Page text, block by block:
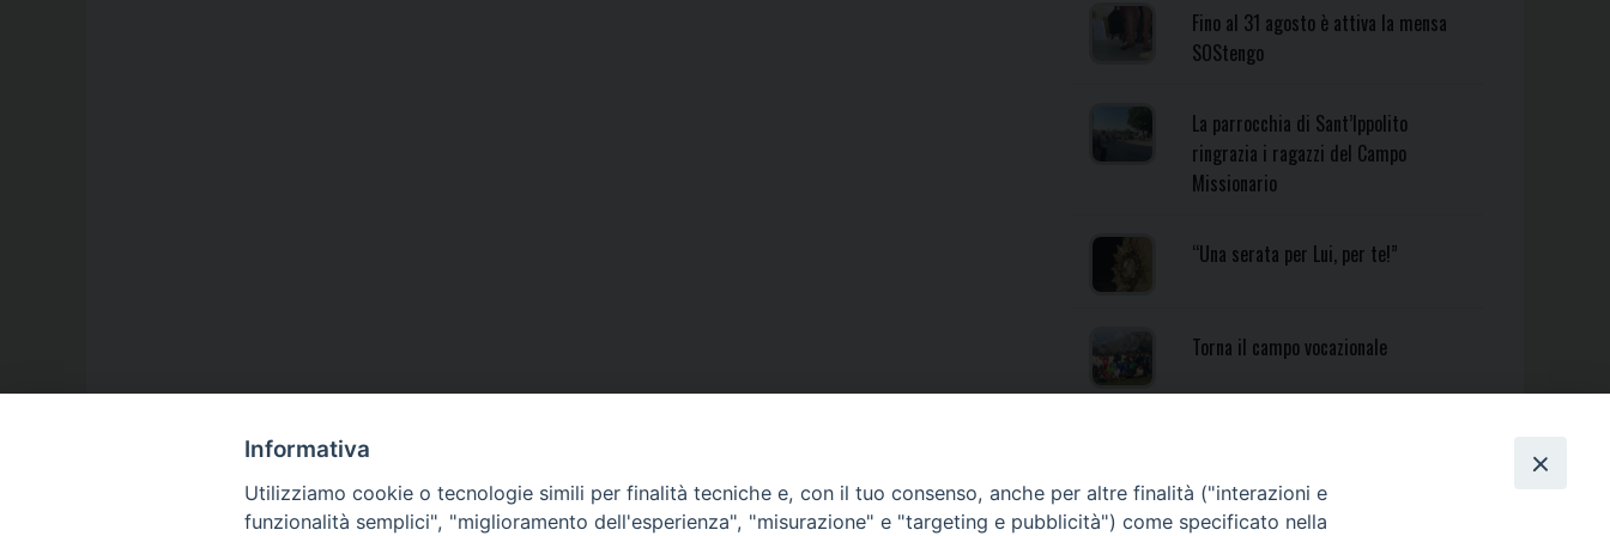
Fino al 31 agosto è attiva la mensa
SOStengo
La parrocchia di Sant’Ippolito
ringrazia i ragazzi del Campo
Missionario
“Una serata per Lui, per te!”
Torna il campo vocazionale
Informativa
Utilizziamo cookie o tecnologie simili per finalità tecniche e, con il tuo consenso, anche per altre finalità ("interazioni e
funzionalità semplici", "miglioramento dell'esperienza", "misurazione" e "targeting e pubblicità") come specificato nella